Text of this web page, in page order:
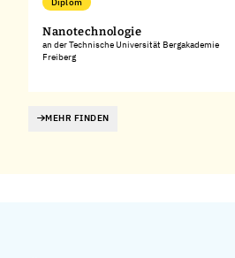
Diplom
Nanotechnologie
an der Technische Universität Bergakademie
Freiberg
MEHR FINDEN